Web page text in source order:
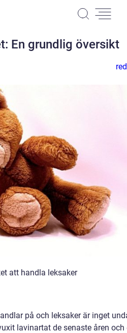
En grundlig översikt
att handla leksaker
på och leksaker är inget
lavinartat de senaste åren och